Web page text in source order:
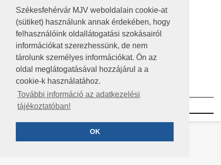
Székesfehérvár MJV weboldalain cookie-at
(sütiket) használunk annak érdekében, hogy
felhasználóink oldallátogatási szokásairól
információkat szerezhessünk, de nem
tárolunk személyes információkat. Ön az
oldal meglátogatásával hozzájárul a a
cookie-k használatához.
További információ az adatkezelési
tájékoztatóban!
OK
JOGI NYILATKOZAT
IMPRESSZUM
MÉDIAAJÁNLAT
KÖZÉRDEKŰ ADATOK
ADATVÉDELEM
©2023 SZÉKESFEHÉRVÁR MEGYEI JOGÚ VÁROS